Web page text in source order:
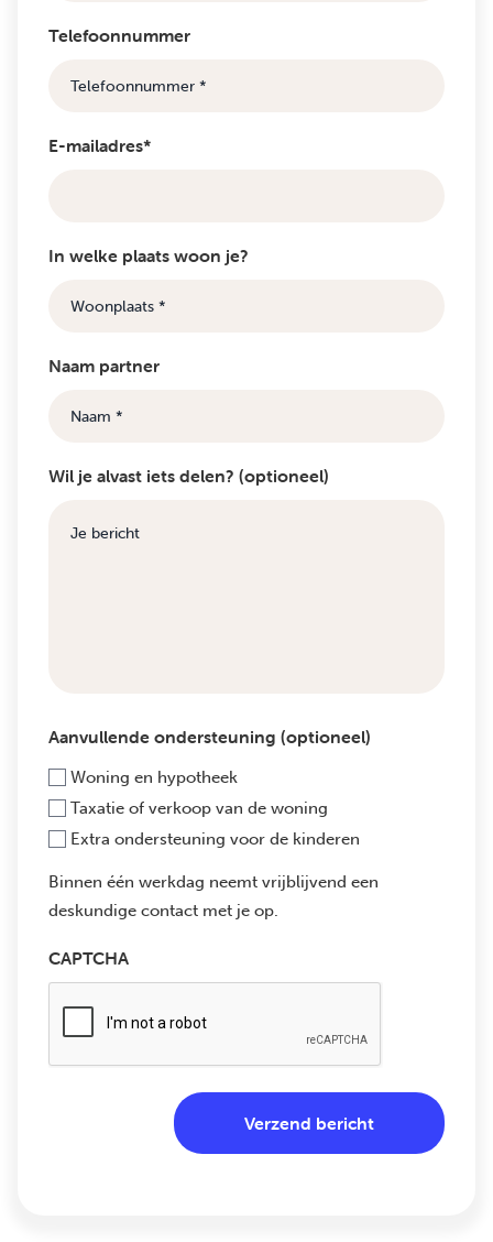
Telefoonnummer
E-mailadres*
In welke plaats woon je?
Naam partner
Wil je alvast iets delen? (optioneel)
Aanvullende ondersteuning (optioneel)
Woning en hypotheek
Taxatie of verkoop van de woning
Extra ondersteuning voor de kinderen
Binnen één werkdag neemt vrijblijvend een
deskundige contact met je op.
CAPTCHA